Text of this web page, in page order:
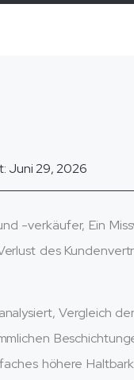
Juni 29, 2026
-verkäufer, Ein
des
Vergleich
höhere